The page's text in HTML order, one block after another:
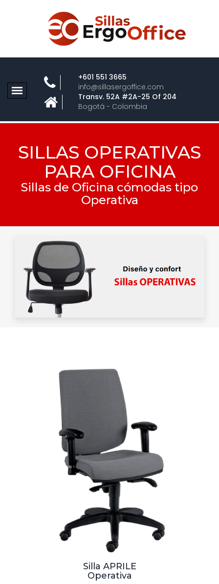
+601 551 3665
info@sillasergoffice.com
Transv. 52A #2A-25 Of 204
Bogotá - Colombia
SILLAS OPERATIVAS
PARA OFICINA
Sillas de Oficina cómodas tipo
Operativa
Silla APRILE
Operativa